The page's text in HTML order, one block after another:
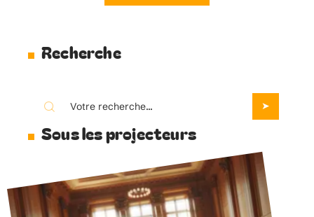
Recherche
Sous les projecteurs